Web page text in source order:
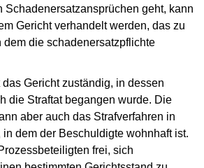
Schadenersatzansprüchen geht, kann
Gericht verhandelt werden, das zu
dem die schadenersatzpflichte
Gericht zuständig, in dessen
die Straftat begangen wurde. Die
aber auch das Strafverfahren in
dem der Beschuldigte wohnhaft ist.
frei, sich